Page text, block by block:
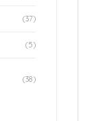
(37)
(5)
(38)